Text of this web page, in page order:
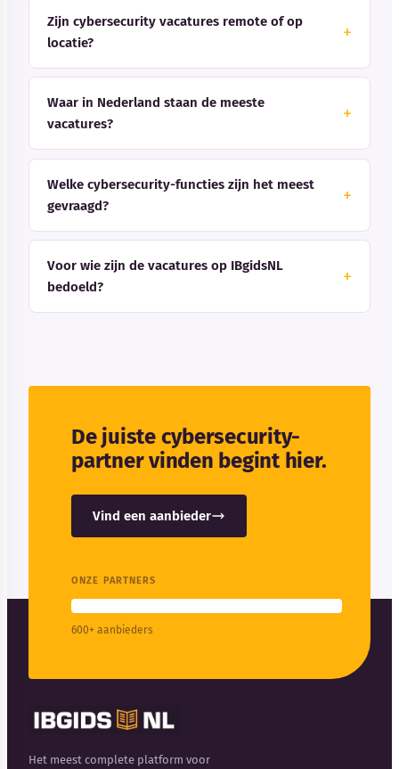
Zijn cybersecurity vacatures remote of op
locatie?
Waar in Nederland staan de meeste
vacatures?
Welke cybersecurity-functies zijn het meest
gevraagd?
Voor wie zijn de vacatures op IBgidsNL
bedoeld?
De juiste cybersecurity-
partner vinden begint hier.
Vind een aanbieder
ONZE PARTNERS
600+ aanbieders
Het meest complete platform voor